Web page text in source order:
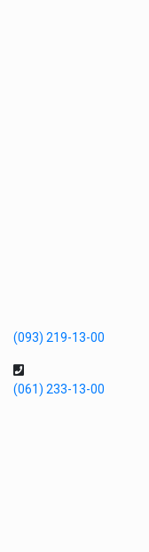
(093) 219-13-00
(061) 233-13-00